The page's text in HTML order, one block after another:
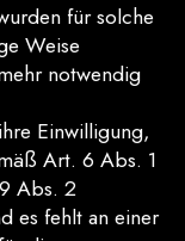
für solche
Weise
notwendig
Einwilligung,
Art. 6 Abs. 1
Abs. 2
es fehlt an einer